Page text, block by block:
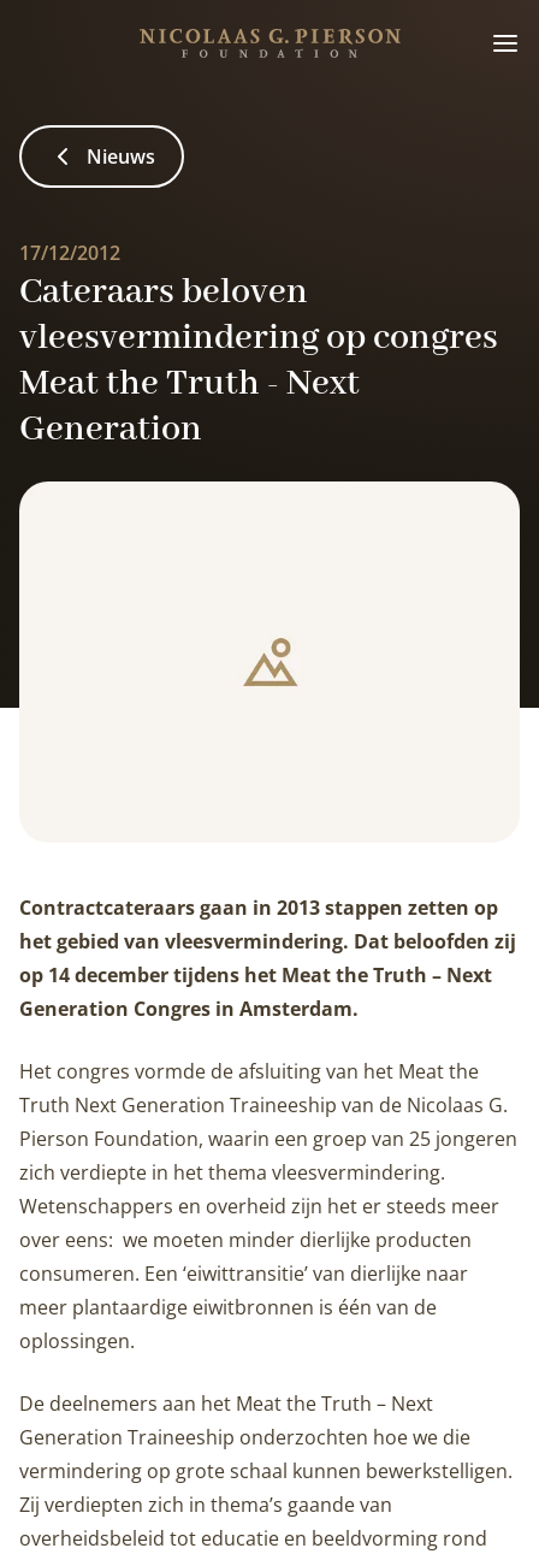
Nieuws
17/12/2012
Cateraars beloven
vleesvermindering op congres
Meat the Truth - Next
Generation
Contractcateraars gaan in 2013 stappen zetten op
het gebied van vleesvermindering. Dat beloofden zij
op 14 december tijdens het Meat the Truth – Next
Generation Congres in Amsterdam.
Het congres vormde de afsluiting van het Meat the
Truth Next Generation Traineeship van de Nicolaas G.
Pierson Foundation, waarin een groep van 25 jongeren
zich verdiepte in het thema vleesvermindering.
Wetenschappers en overheid zijn het er steeds meer
over eens: we moeten minder dierlijke producten
consumeren. Een ‘eiwittransitie’ van dierlijke naar
meer plantaardige eiwitbronnen is één van de
oplossingen.
De deelnemers aan het Meat the Truth – Next
Generation Traineeship onderzochten hoe we die
vermindering op grote schaal kunnen bewerkstelligen.
Zij verdiepten zich in thema’s gaande van
overheidsbeleid tot educatie en beeldvorming rond